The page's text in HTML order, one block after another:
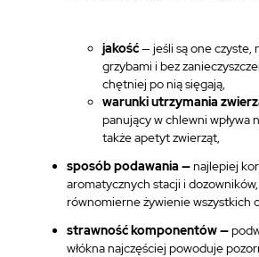
jakość— jeśli są one czyste,
grzybami i bez
chętniej po nią sięgają,
warunki utrzymania
panujący w chlewni wpływa
także apetyt zwierząt,
sposób podawania —najlepiej
aromatycznych stacji i
równomierne żywienie wszystkich
strawność komponentów —
włókna najczęściej powoduje